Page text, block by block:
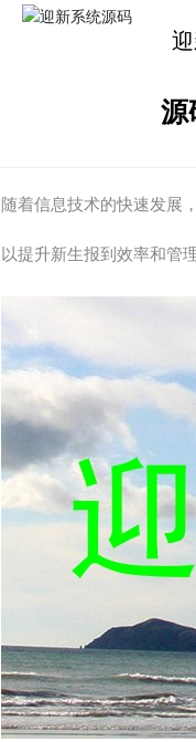
源
随着信息技术的快速发展
以提升新生报到效率和管